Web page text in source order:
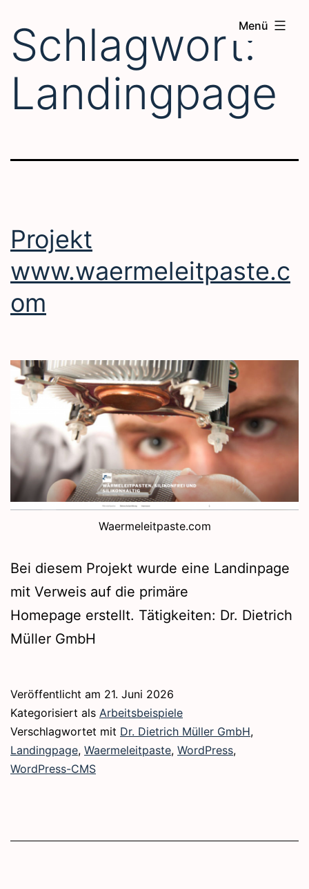
Inhalt
springen
Menü
Schlagwort:
Landingpage
Projekt
www.waermeleitpaste.c
om
Waermeleitpaste.com
Bei diesem Projekt wurde eine Landinpage
mit Verweis auf die primäre
Homepage erstellt. Tätigkeiten: Dr. Dietrich
Müller GmbH
Veröffentlicht am 21. Juni 2026
Kategorisiert als Arbeitsbeispiele
Verschlagwortet mit Dr. Dietrich Müller GmbH,
Landingpage, Waermeleitpaste, WordPress,
WordPress-CMS